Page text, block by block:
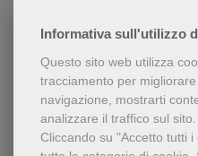
Informativa sull'utilizzo
Questo sito web utilizza
tracciamento per
navigazione, mostrarti
analizzare il traffico sul sito.
Cliccando su "Accetto tutti
ha